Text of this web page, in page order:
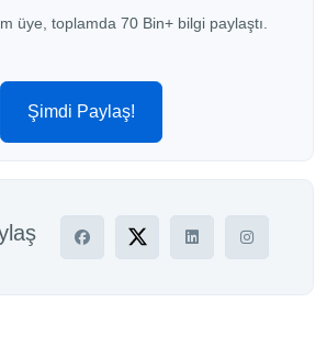
üye, toplamda 70 Bin+ bilgi paylaştı.
Şimdi Paylaş!